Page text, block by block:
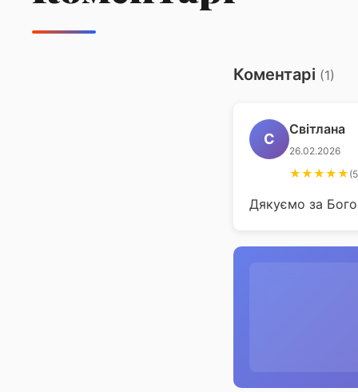
преподобного Андрія Критського
Коментарі (1)
С
Світлана
26.02.2026
★★★★★
Дякуємо за